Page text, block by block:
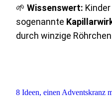
🌱 Wissenswert:
sogenannte
durch winzige
8 Ideen, einen Adventskranz